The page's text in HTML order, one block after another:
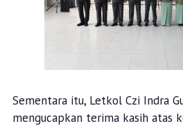
Sementara itu, Letkol Czi Indra
mengucapkan terima kasih atas